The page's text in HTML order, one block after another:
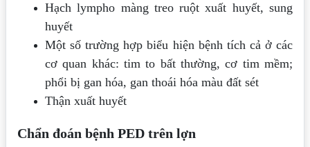
Hạch lympho màng treo ruột xuất huyết, sung
huyết
Một số trường hợp biểu hiện bệnh tích cả ở các
cơ quan khác: tim to bất thường, cơ tim mềm;
phổi bị gan hóa, gan thoái hóa màu đất sét
Thận xuất huyết
Chẩn đoán bệnh PED trên lợn